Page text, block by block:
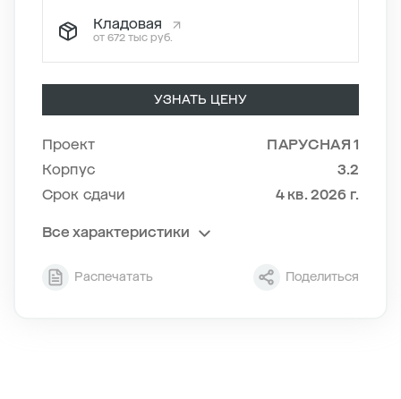
Кладовая
от 672 тыс руб.
УЗНАТЬ ЦЕНУ
Проект
ПАРУСНАЯ 1
Корпус
3.2
Срок сдачи
4 кв. 2026 г.
Все характеристики
Секция
2
Распечатать Поделиться